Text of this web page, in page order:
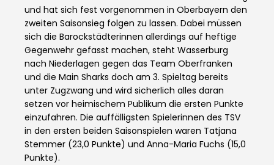
und hat sich fest vorgenommen in Oberbayern den
zweiten Saisonsieg folgen zu lassen. Dabei müssen
sich die Barockstädterinnen allerdings auf heftige
Gegenwehr gefasst machen, steht Wasserburg
nach Niederlagen gegen das Team Oberfranken
und die Main Sharks doch am 3. Spieltag bereits
unter Zugzwang und wird sicherlich alles daran
setzen vor heimischem Publikum die ersten Punkte
einzufahren. Die auffälligsten Spielerinnen des TSV
in den ersten beiden Saisonspielen waren Tatjana
Stemmer (23,0 Punkte) und Anna-Maria Fuchs (15,0
Punkte).